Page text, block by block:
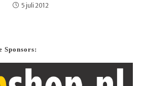
5 juli 2012
Sponsors: